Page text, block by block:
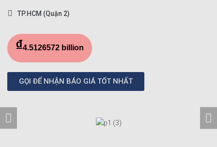
TP.HCM (Quận 2)
₫4.5126572 billion
GỌI ĐỂ NHẬN BÁO GIÁ TỐT NHẤT